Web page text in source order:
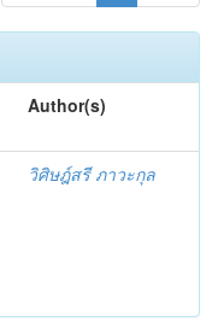
Author(s)
วิศิษฎ์สรี ภาวะกุล